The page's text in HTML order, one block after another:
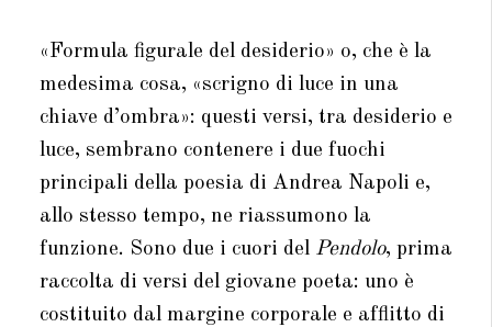
«Formula figurale del desiderio» o, che è la
medesima cosa, «scrigno di luce in una
chiave d’ombra»: questi versi, tra desiderio e
luce, sembrano contenere i due fuochi
principali della poesia di Andrea Napoli e,
allo stesso tempo, ne riassumono la
funzione. Sono due i cuori del Pendolo, prima
raccolta di versi del giovane poeta: uno è
costituito dal margine corporale e afflitto di